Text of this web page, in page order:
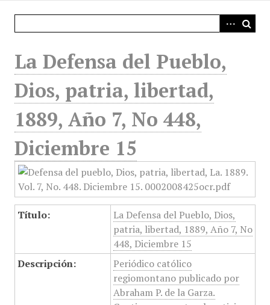
La Defensa del Pueblo,
Dios, patria, libertad,
1889, Año 7, No 448,
Diciembre 15
Título:
La Defensa del Pueblo, Dios,
patria, libertad, 1889, Año 7, No
448, Diciembre 15
Descripción:
Periódico católico
regiomontano publicado por
Abraham P. de la Garza.